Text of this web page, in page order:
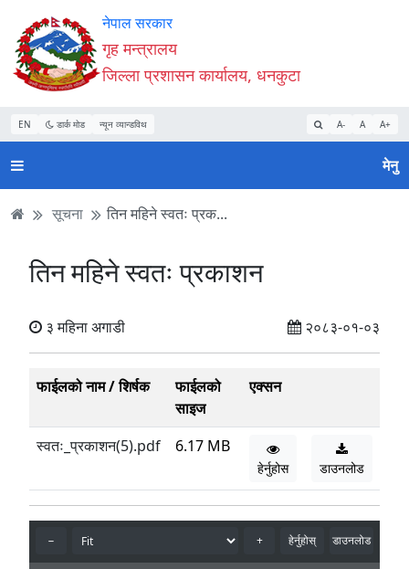
Accessibility
Mode
सुरु
गर्नुहोस्
सामाग्री
पढ्नुहाेस्
नेभिगेसन
पढ्नुहाेस्
वेबसाइट
खोजमा
जानुहोस्
नेपाल सरकार
गृह मन्त्रालय
जिल्ला प्रशासन कार्यालय, धनकुटा
EN डार्क मोड न्यून व्यान्डविथ A- A A+
मेनु
सूचना तिन महिने स्वतः प्रक...
तिन महिने स्वतः प्रकाशन
३ महिना अगाडी २०८३-०१-०३
फाईलको नाम / शिर्षक
फाईलको
साइज
एक्सन
स्वतः_प्रकाशन(5).pdf 6.17 MB
हेर्नुहोस डाउनलोड